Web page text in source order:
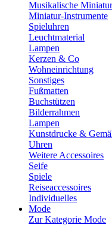
Musikalische
Miniatur-Instrumente
Spieluhren
Leuchtmaterial
Lampen
Kerzen & Co
Wohneinrichtung
Sonstiges
Fußmatten
Buchstützen
Bilderrahmen
Lampen
Kunstdrucke &
Uhren
Weitere Accessoires
Seife
Spiele
Reiseaccessoires
Individuelles
Mode
Zur Kategorie Mode